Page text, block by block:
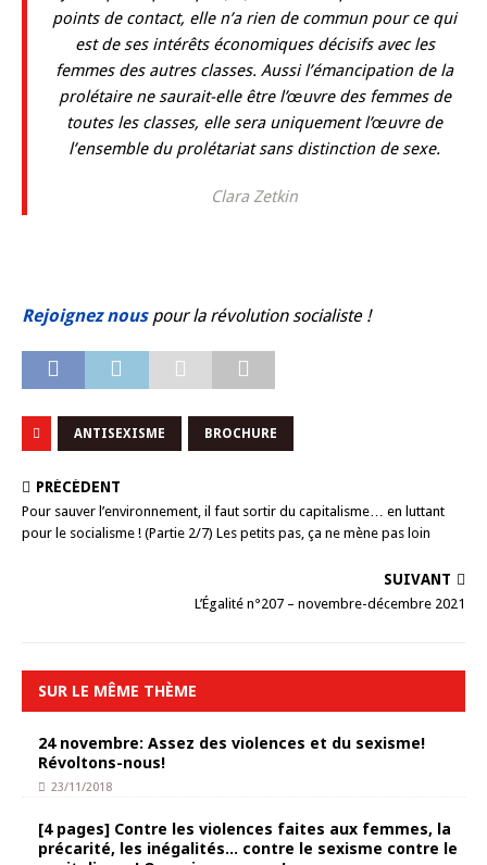
points de contact, elle n’a rien de commun pour ce qui
est de ses intérêts économiques décisifs avec les
femmes des autres classes. Aussi l’émancipation de la
prolétaire ne saurait-elle être l’œuvre des femmes de
toutes les classes, elle sera uniquement l’œuvre de
l’ensemble du prolétariat sans distinction de sexe.
Clara Zetkin
Rejoignez nouspour la révolution socialiste !
ANTISEXISME BROCHURE
PRÉCÉDENT
Pour sauver l’environnement, il faut sortir du capitalisme… en luttant
pour le socialisme ! (Partie 2/7) Les petits pas, ça ne mène pas loin
SUIVANT
L’Égalité n°207 – novembre-décembre 2021
SUR LE MÊME THÈME
24 novembre: Assez des violences et du sexisme!
Révoltons-nous!
23/11/2018
[4 pages] Contre les violences faites aux femmes, la
précarité, les inégalités… contre le sexisme contre le